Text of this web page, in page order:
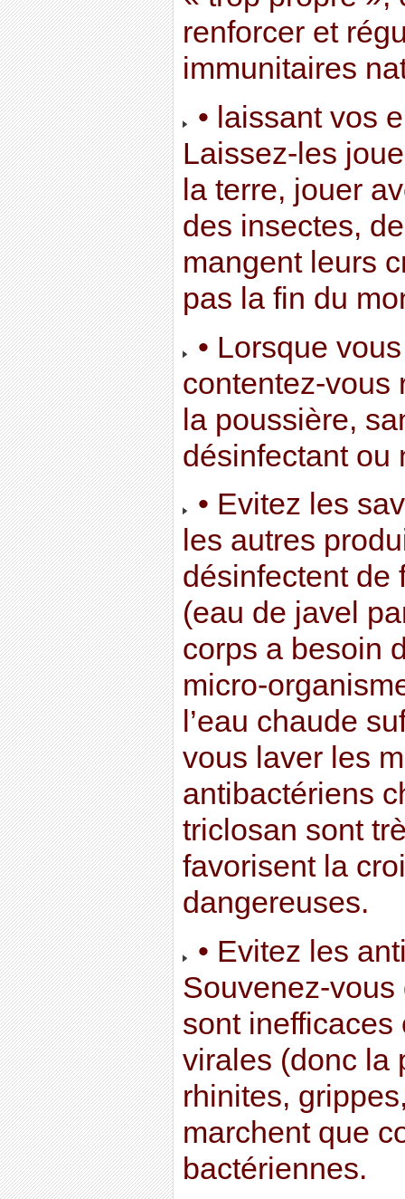
renforcer et
immunitaires
• laissant vos
Laissez-les
la terre, jouer
des insectes,
mangent leurs
pas la fin du
• Lorsque
contentez-vous
la poussière,
désinfectant ou
• Evitez les
les autres
désinfectent de
(eau de javel
corps a besoin
micro-
l’eau chaude
vous laver les
antibactériens
triclosan sont
favorisent la
dangereuses.
• Evitez les
Souvenez-
sont
virales (donc la
rhinites,
marchent que
bactériennes.